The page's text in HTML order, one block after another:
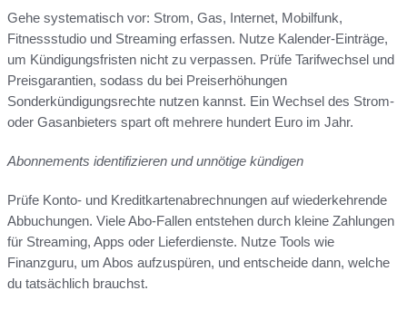
Gehe systematisch vor: Strom, Gas, Internet, Mobilfunk,
Fitnessstudio und Streaming erfassen. Nutze Kalender-Einträge,
um Kündigungsfristen nicht zu verpassen. Prüfe Tarifwechsel und
Preisgarantien, sodass du bei Preiserhöhungen
Sonderkündigungsrechte nutzen kannst. Ein Wechsel des Strom-
oder Gasanbieters spart oft mehrere hundert Euro im Jahr.
Abonnements identifizieren und unnötige kündigen
Prüfe Konto- und Kreditkartenabrechnungen auf wiederkehrende
Abbuchungen. Viele Abo-Fallen entstehen durch kleine Zahlungen
für Streaming, Apps oder Lieferdienste. Nutze Tools wie
Finanzguru, um Abos aufzuspüren, und entscheide dann, welche
du tatsächlich brauchst.